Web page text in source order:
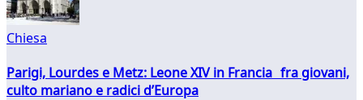
Chiesa
Parigi, Lourdes e Metz: Leone XIV in Francia fra giovani,
culto mariano e radici d’Europa